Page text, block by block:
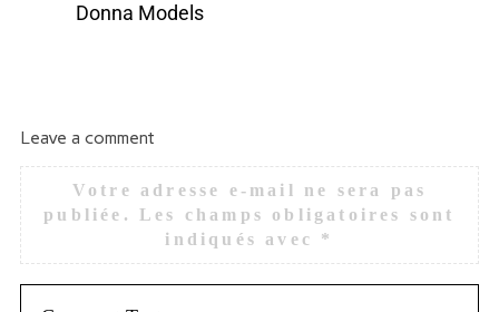
Donna Models
Leave a comment
Votre adresse e-mail ne sera pas
publiée.
Les champs obligatoires sont
indiqués avec *